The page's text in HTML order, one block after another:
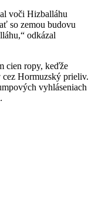
voči Hizballáhu
so zemou budovu
odkázal
cien ropy, keďže
Hormuzský prieliv.
vyhláseniach